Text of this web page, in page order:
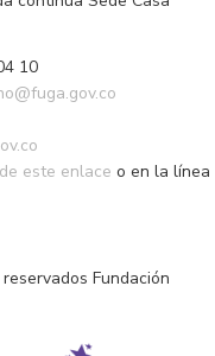
10
este enlace o en la línea
Fundación